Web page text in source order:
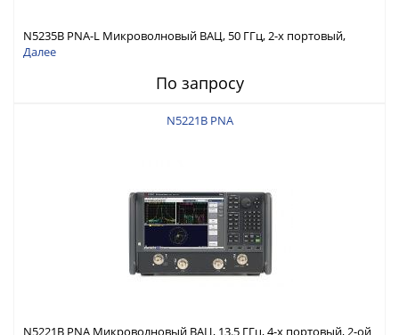
N5235B PNA-L Микроволновый ВАЦ, 50 ГГц, 2-х портовый,
конфиг. тестовая установка, аттенюаторы источника
Далее
По запросу
N5221B PNA
N5221B PNA Микроволновый ВАЦ, 13.5 ГГц, 4-х портовый, 2-ой